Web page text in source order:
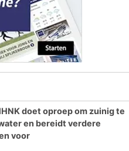
doet oproep om zuinig te
en bereidt verdere
voor